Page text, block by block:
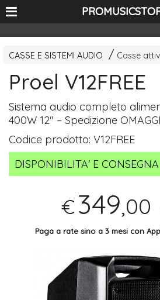
<-- Curio's GSC -->
CASSE E SISTEMI AUDIO Casse
Proel V12FREE
Sistema audio completo
400W 12" – Spedizione
Codice prodotto:V12FREE
DISPONIBILITA' E
€349,00
Paga a rate sino a 3 mesi con